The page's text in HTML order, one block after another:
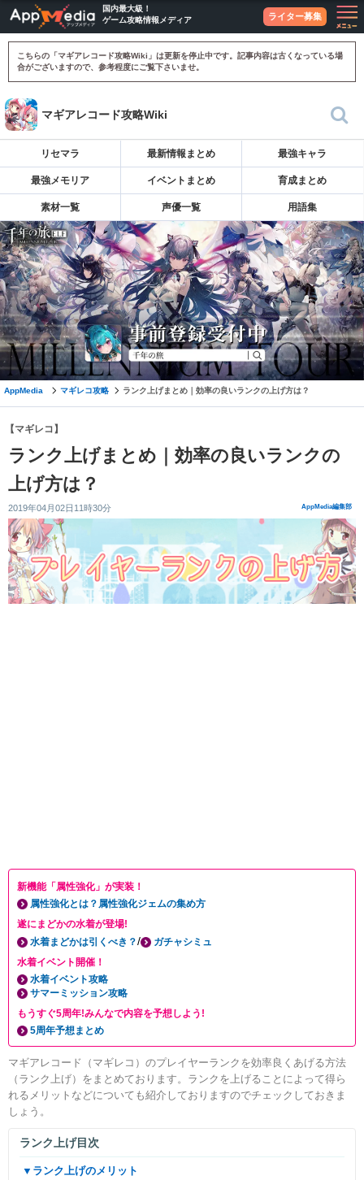
国内最大級！
ゲーム攻略情報メディア
ライター募集
こちらの「マギアレコード攻略Wiki」は更新を停止中です。記事内容は古くなっている場
合がございますので、参考程度にご覧下さいませ。
マギアレコード攻略Wiki
リセマラ 最新情報まとめ 最強キャラ
最強メモリア イベントまとめ 育成まとめ
素材一覧 声優一覧 用語集
AppMedia マギレコ攻略 ランク上げまとめ｜効率の良いランクの上げ方は？
【マギレコ】
ランク上げまとめ｜効率の良いランクの
上げ方は？
2019年04月02日11時30分 AppMedia編集部
新機能「属性強化」が実装！
属性強化とは？属性強化ジェムの集め方
遂にまどかの水着が登場!
水着まどかは引くべき？/
ガチャシミュ
水着イベント開催！
水着イベント攻略
サマーミッション攻略
もうすぐ5周年!みんなで内容を予想しよう!
5周年予想まとめ
マギアレコード（マギレコ）のプレイヤーランクを効率良くあげる方法
（ランク上げ）をまとめております。ランクを上げることによって得ら
れるメリットなどについても紹介しておりますのでチェックしておきま
しょう。
ランク上げ目次
▼ランク上げのメリット